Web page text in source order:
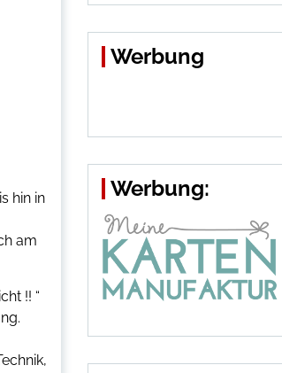
hin in
am
!! “
Werbung
Werbung: